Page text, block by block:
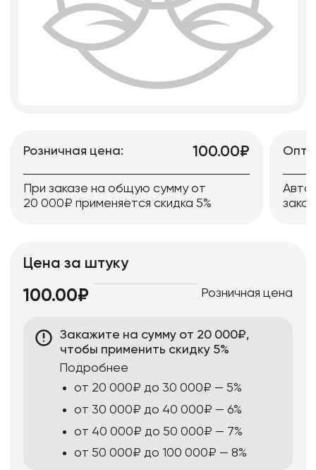
Розничная цена: 100.00₽
При заказе на общую сумму от
20 000₽ применяется скидка 5%
Цена за штуку
100.00₽ Розничная цена
Закажите на сумму от 20 000₽,
чтобы применить скидку 5%
Подробнее
от 20 000₽ до 30 000₽ — 5%
от 30 000₽ до 40 000₽ — 6%
от 40 000₽ до 50 000₽ — 7%
от 50 000₽ до 100 000₽ — 8%